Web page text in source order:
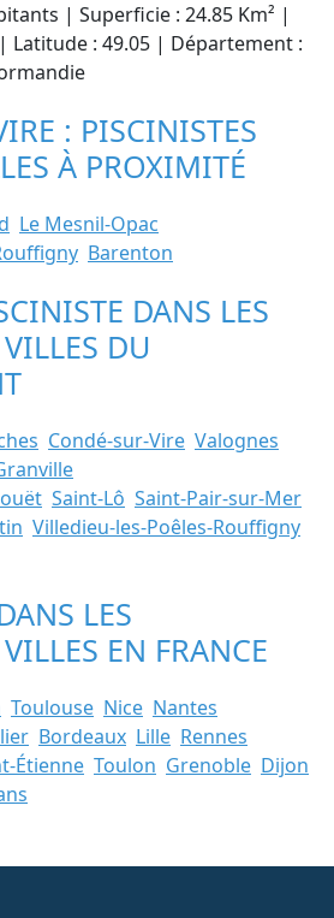
| Superficie : 24.85 Km² |
Latitude : 49.05 | Département :
: PISCINISTES
À PROXIMITÉ
Le Mesnil-Opac
Barenton
DANS LES
DU
Condé-sur-Vire Valognes
Saint-Lô Saint-Pair-sur-Mer
Villedieu-les-Poêles-Rouffigny
LES
EN FRANCE
Toulouse Nice Nantes
Bordeaux Lille Rennes
Étienne Toulon Grenoble Dijon